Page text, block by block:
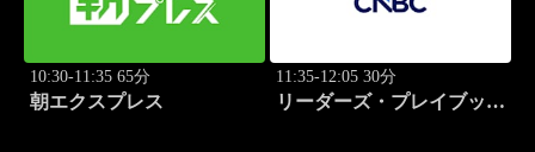
10:30-11:35 65分
朝エクスプレス
11:35-12:05 30分
リーダーズ・プレイブック